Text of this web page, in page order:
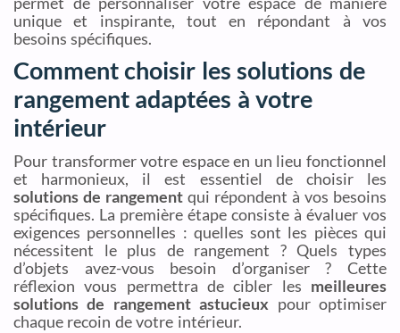
unique et inspirante, tout en répondant à vos
besoins spécifiques.
Comment choisir les solutions de
rangement adaptées à votre
intérieur
Pour transformer votre espace en un lieu fonctionnel
et harmonieux, il est essentiel de choisir les
solutions de rangement qui répondent à vos besoins
spécifiques. La première étape consiste à évaluer vos
exigences personnelles : quelles sont les pièces qui
nécessitent le plus de rangement ? Quels types
d’objets avez-vous besoin d’organiser ? Cette
réflexion vous permettra de cibler les meilleures
solutions de rangement astucieux pour optimiser
chaque recoin de votre intérieur.